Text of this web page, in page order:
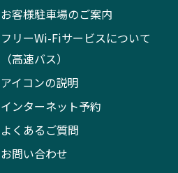
お客様駐車場のご案内
フリーWi-Fiサービスについて
（高速バス）
アイコンの説明
インターネット予約
よくあるご質問
お問い合わせ